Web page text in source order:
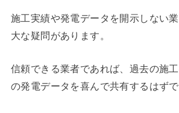
施工実績や発電データを開示しない
大な疑問があります。
信頼できる業者であれば、過去の施
の発電データを喜んで共有するはずで